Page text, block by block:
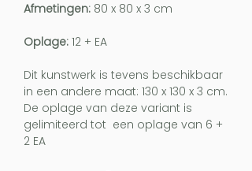
Afmetingen: 80 x 80 x 3 cm
Oplage: 12 + EA
Dit kunstwerk is tevens beschikbaar
in een andere maat: 130 x 130 x 3 cm.
De oplage van deze variant is
gelimiteerd tot een oplage van 6 +
2 EA